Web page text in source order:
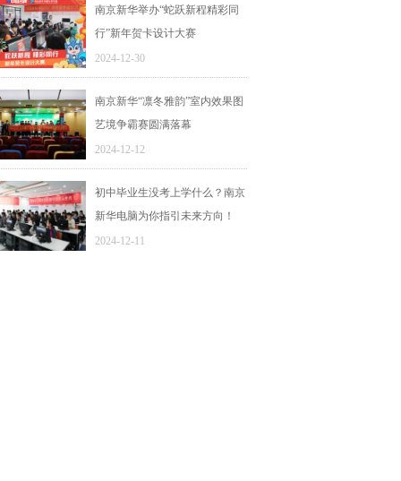
南京新华举办“蛇跃新程精彩同
行”新年贺卡设计大赛
2024-12-30
南京新华“凛冬雅韵”室内效果图
艺境争霸赛圆满落幕
2024-12-12
初中毕业生没考上学什么？南京
新华电脑为你指引未来方向！
2024-12-11